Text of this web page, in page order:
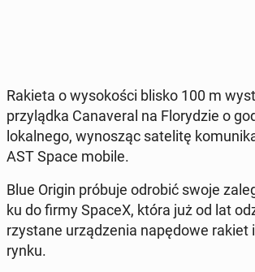
Rakieta o wy­so­ko­ści blisko 100 m
przy­ląd­ka Ca­na­ve­ral na Flo­ry­dzie o
lo­kal­ne­go, wy­no­sząc sa­te­li­tę
AST Space mobile.
Blue Origin próbuje odrobić swoje
ku do firmy SpaceX, która już od lat
rzy­sta­ne urzą­dze­nia na­pę­do­we rakiet
rynku.